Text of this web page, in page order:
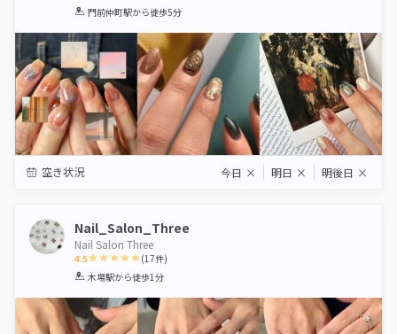
1 2 3 4 5
門前仲町駅から徒歩5分
空き状況 今日 × 明日 × 明後日 ×
Nail_Salon_Three
Nail Salon Three
4.5
1 2 3 4 5
(17件)
木場駅から徒歩1分